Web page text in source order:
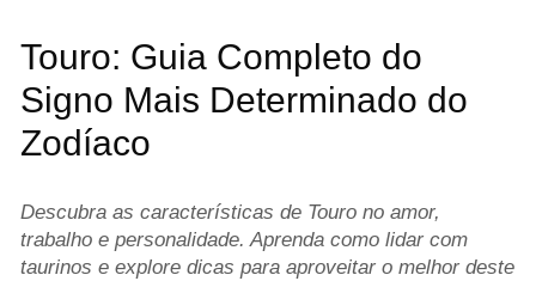
Touro: Guia Completo do
Signo Mais Determinado do
Zodíaco
Descubra as características de Touro no amor,
trabalho e personalidade. Aprenda como lidar com
taurinos e explore dicas para aproveitar o melhor deste